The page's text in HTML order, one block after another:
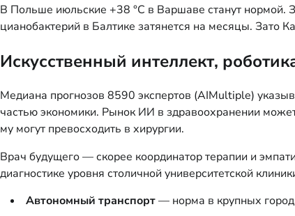
В Польше июльские +38 °C в Варшаве станут нормой.
цианобактерий в Балтике затянется на месяцы.
Искусственный интеллект,
Медиана прогнозов 8590 экспертов (AIMultiple)
частью экономики. Рынок ИИ в здравоохранении
му могут превосходить в хирургии.
Врач будущего — скорее координатор терапии и
диагностике уровня столичной университетской
Автономный транспорт— норма в крупных